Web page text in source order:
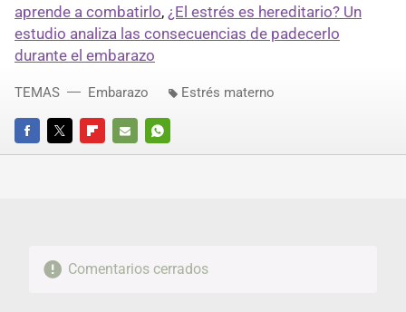
aprende a combatirlo, ¿El estrés es hereditario? Un
estudio analiza las consecuencias de padecerlo
durante el embarazo
FACEBOOKTWITTERFLIPBOARD
E-
WHATSAPP
TEMAS Embarazo Estrés materno
Comentarios cerrados